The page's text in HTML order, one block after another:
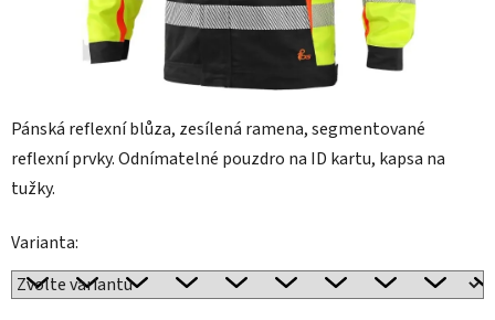
Pánská reflexní blůza, zesílená ramena, segmentované
reflexní prvky. Odnímatelné pouzdro na ID kartu, kapsa na
tužky.
Varianta: